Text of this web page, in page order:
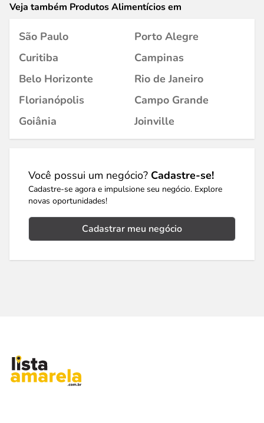
Veja também Produtos Alimentícios em
São Paulo
Porto Alegre
Curitiba
Campinas
Belo Horizonte
Rio de Janeiro
Florianópolis
Campo Grande
Goiânia
Joinville
Você possui um negócio? Cadastre-se!
Cadastre-se agora e impulsione seu negócio. Explore
novas oportunidades!
Cadastrar meu negócio